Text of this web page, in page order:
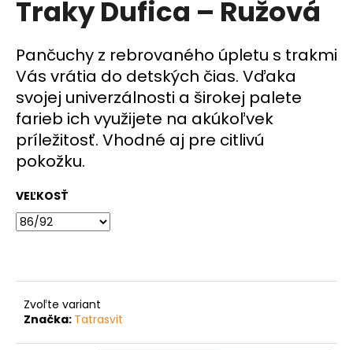
Traky Dufica – Ružová
Pančuchy z rebrovaného úpletu s trakmi
Vás vrátia do detských čias. Vďaka
svojej univerzálnosti a širokej palete
farieb ich využijete na akúkoľvek
príležitosť. Vhodné aj pre citlivú
pokožku.
VEĽKOSŤ
Zvoľte variant
Značka: Tatrasvit
á
s
ť
?
p
o
ú